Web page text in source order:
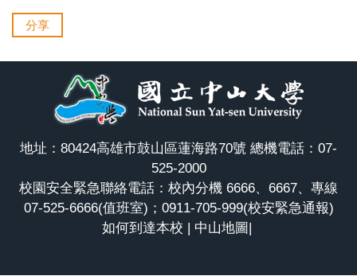
分享
地址：80424高雄市鼓山區蓮海路70號 總機電話：07-
525-2000
校園安全緊急聯絡電話：校內分機 6666、6667、專線
07-525-6666(值班室)；0911-705-999(校安緊急通報)
如何到達本校
中山地圖